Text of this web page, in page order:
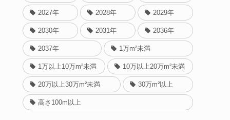
2027年 2028年 2029年
2030年 2031年 2036年
2037年 1万m²未満
1万以上10万m²未満 10万以上20万m²未満
20万以上30万m²未満 30万m²以上
高さ100m以上